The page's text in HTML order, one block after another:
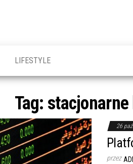
LIFESTYLE
Tag:
26
przez